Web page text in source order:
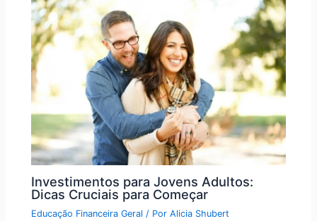
Investimentos para Jovens Adultos:
Dicas Cruciais para Começar
Educação Financeira Geral / PorAlicia Shubert